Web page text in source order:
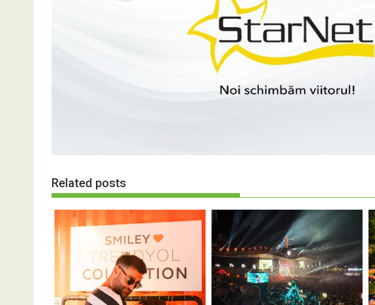
Related posts